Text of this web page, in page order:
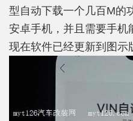
型自动下载一个几百M的
安卓手机，并且需要手机
现在软件已经更新到图示